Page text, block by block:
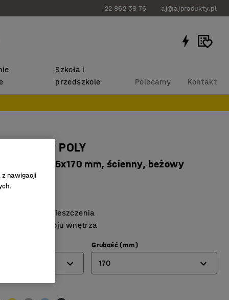
22 862 38 76 aj@ajprodukty.pl
Szkoła i
przedszkole
Polecamy Kontakt
POLY
okrąg, Ø705x170 mm, ścienny, beżowy
akustykę pomieszczenia
detal wystroju wnętrza
Grubość (mm)
170
z nawigacji